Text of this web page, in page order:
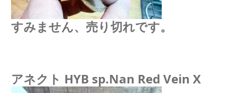
すみません、売り切れです。
アネクト HYB sp.Nan Red Vein X